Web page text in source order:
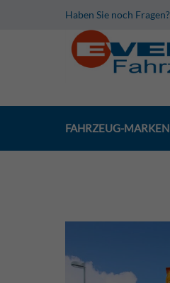
Haben Sie noch Fragen?
FAHRZEUG-MARKEN